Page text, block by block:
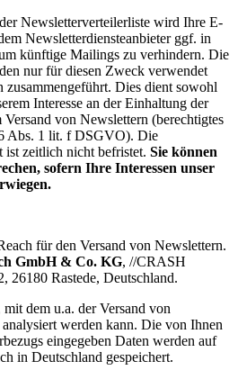
Newsletterverteilerliste wird Ihre E-
Newsletterdiensteanbieter ggf. in
künftige Mailings zu verhindern. Die
nur für diesen Zweck verwendet
zusammengeführt. Dies dient sowohl
Interesse an der Einhaltung der
Versand von Newslettern (berechtigtes
Abs. 1 lit. f DSGVO). Die
ist zeitlich nicht befristet. Sie können
sofern Ihre Interessen unser
für den Versand von Newslettern.
GmbH & Co. KG, //CRASH
26180 Rastede, Deutschland.
dem u.a. der Versand von
werden kann. Die von Ihnen
eingegeben Daten werden auf
in Deutschland gespeichert.